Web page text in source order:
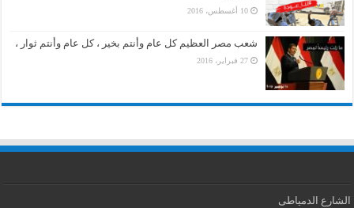
10 أغسطس، 2016
شعب مصر العظيم كل عام وأنتم بخير ، كل عام وأنتم ثوار ،
27 فبراير، 2016
الشارع الدمياطى